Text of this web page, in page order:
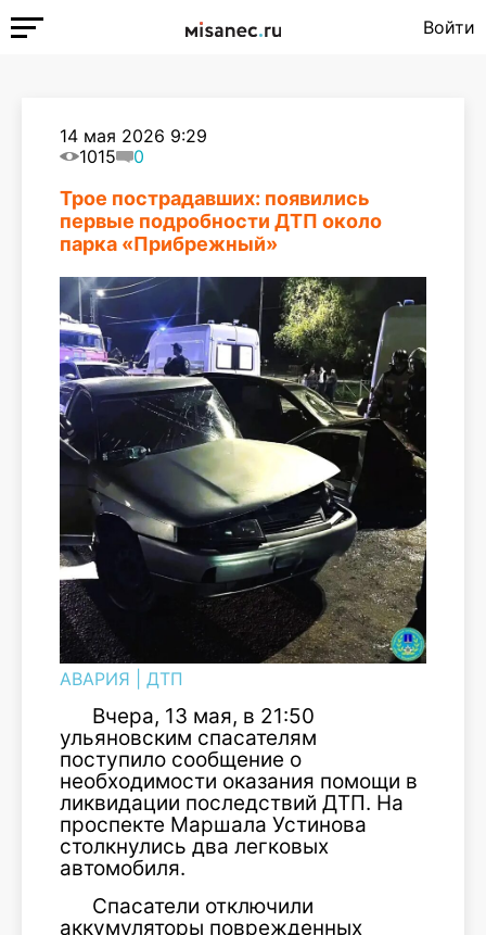
Войти
14 мая 2026 9:29
1015
0
Трое пострадавших: появились
первые подробности ДТП около
парка «Прибрежный»
АВАРИЯ ДТП
Вчера, 13 мая, в 21:50
ульяновским спасателям
поступило сообщение о
необходимости оказания помощи в
ликвидации последствий ДТП. На
проспекте Маршала Устинова
столкнулись два легковых
автомобиля.
Спасатели отключили
аккумуляторы поврежденных